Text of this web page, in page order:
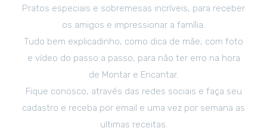
Pratos especiais e sobremesas incríveis, para receber
os amigos e impressionar a família.
Tudo bem explicadinho, como dica de mãe, com foto
e vídeo do passo a passo, para não ter erro na hora
de Montar e Encantar.
Fique conosco, através das redes sociais e faça seu
cadastro e receba por email e uma vez por semana as
ultimas receitas.